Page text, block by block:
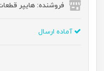
فروشنده: هایپر
آماده ارسال